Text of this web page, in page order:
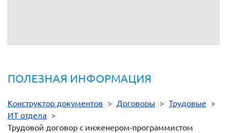
ПОЛЕЗНАЯ ИНФОРМАЦИЯ
Конструктор документов > Договоры > Трудовые >
ИТ отдела >
Трудовой договор с инженером-программистом